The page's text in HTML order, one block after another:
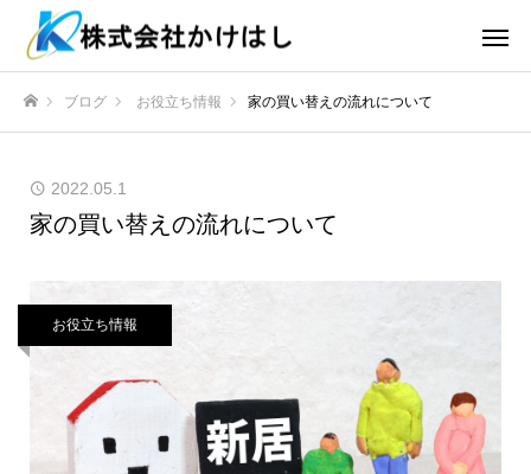
ブログ お役立ち情報 家の買い替えの流れについて
2022.05.1
家の買い替えの流れについて
お役立ち情報